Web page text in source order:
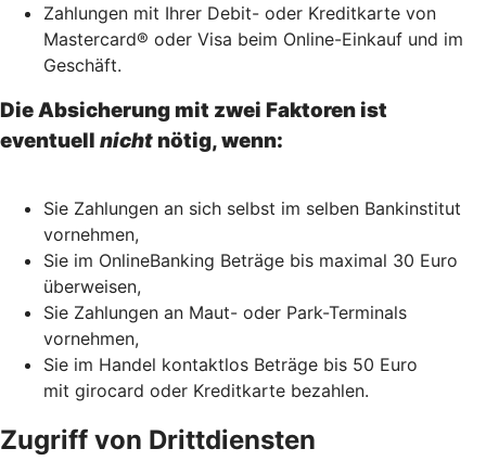
Zahlungen mit Ihrer Debit- oder Kreditkarte von
Mastercard® oder Visa beim Online-Einkauf und im
Geschäft.
Die Absicherung mit zwei Faktoren ist
eventuell nicht nötig, wenn:
Sie Zahlungen an sich selbst im selben Bankinstitut
vornehmen,
Sie im OnlineBanking Beträge bis maximal 30 Euro
überweisen,
Sie Zahlungen an Maut- oder Park-Terminals
vornehmen,
Sie im Handel kontaktlos Beträge bis 50 Euro
mit girocard oder Kreditkarte bezahlen.
Zugriff von Drittdiensten